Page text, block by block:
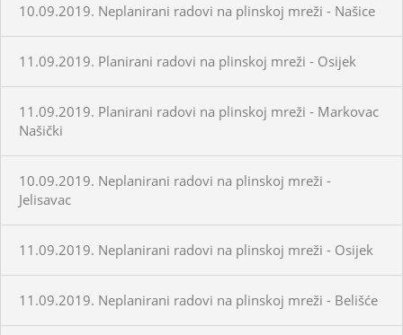
10.09.2019. Neplanirani radovi na plinskoj mreži - Našice
11.09.2019. Planirani radovi na plinskoj mreži - Osijek
11.09.2019. Planirani radovi na plinskoj mreži - Markovac
Našički
10.09.2019. Neplanirani radovi na plinskoj mreži -
Jelisavac
11.09.2019. Neplanirani radovi na plinskoj mreži - Osijek
11.09.2019. Neplanirani radovi na plinskoj mreži - Belišće